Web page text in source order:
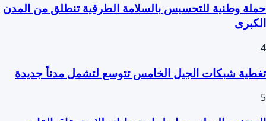
حملة وطنية للتحسيس بالسلامة الطرقية تنطلق من المدن
الكبرى
4
تغطية شبكات الجيل الخامس تتوسع لتشمل مدناً جديدة
5